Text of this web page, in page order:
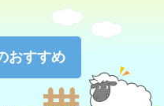
おすすめ